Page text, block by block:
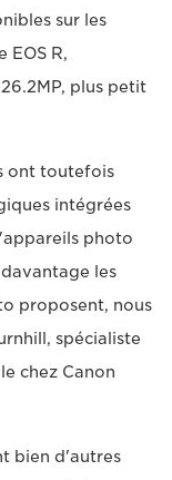
sur les
EOS R,
plus petit
ont toutefois
intégrées
photo
les
proposent, nous
spécialiste
chez Canon
bien d'autres